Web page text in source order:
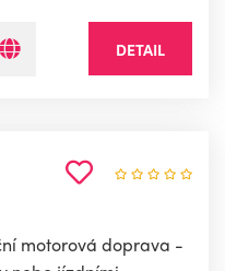
DETAIL
motorová doprava -